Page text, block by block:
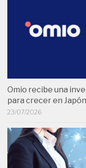
Omio recibe una
para crecer en
23/07/2026